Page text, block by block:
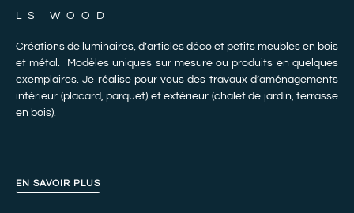
LS WOOD
Créations de luminaires, d’articles déco et petits meubles en bois
et métal. Modèles uniques sur mesure ou produits en quelques
exemplaires. Je réalise pour vous des travaux d’aménagements
intérieur (placard, parquet) et extérieur (chalet de jardin, terrasse
en bois).
EN SAVOIR PLUS